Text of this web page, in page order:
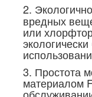
2.
вредных
или
3. Простота
материалом